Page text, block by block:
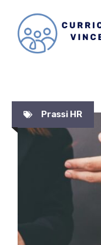
contenuto
Prassi HR